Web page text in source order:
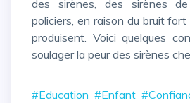
des sirènes, des sirènes
policiers, en raison du bruit
produisent. Voici quelques
soulager la peur des sirènes
#Education #Enfant